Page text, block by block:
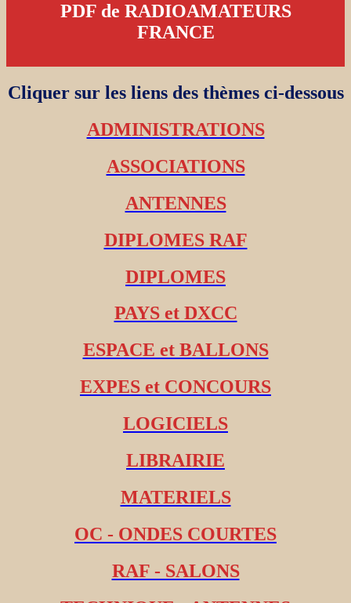
PDF de RADIOAMATEURS
FRANCE
Cliquer sur les liens des thèmes ci-dessous
ADMINISTRATIONS
ASSOCIATIONS
ANTENNES
DIPLOMES RAF
DIPLOMES
PAYS et DXCC
ESPACE et BALLONS
EXPES et CONCOURS
LOGICIELS
LIBRAIRIE
MATERIELS
OC - ONDES COURTES
RAF - SALONS